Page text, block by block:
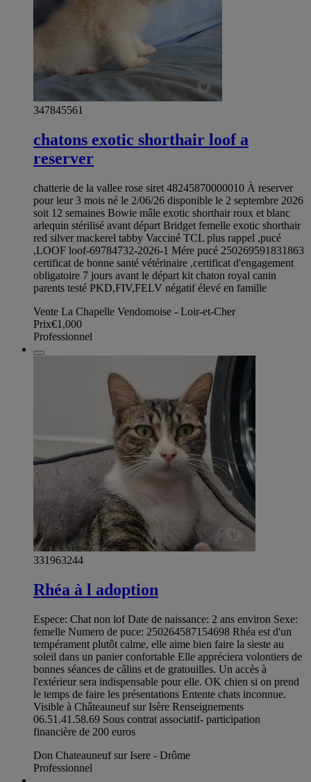
347845561
chatons exotic shorthair loof a
reserver
chatterie de la vallee rose siret 48245870000010 À reserver
pour leur 3 mois né le 2/06/26 disponible le 2 septembre 2026
soit 12 semaines Bowie mâle exotic shorthair roux et blanc
arlequin stérilisé avant départ Bridget femelle exotic shorthair
red silver mackerel tabby Vacciné TCL plus rappel ,pucé
,LOOF loof-69784732-2026-1 Mére pucé 250269591831863
certificat de bonne santé vétérinaire ,certificat d'engagement
obligatoire 7 jours avant le départ kit chaton royal canin
parents testé PKD,FIV,FELV négatif élevé en famille
Vente La Chapelle Vendomoise - Loir-et-Cher
Prix€1,000
Professionnel
331963244
Rhéa à l adoption
Espece: Chat non lof Date de naissance: 2 ans environ Sexe:
femelle Numero de puce: 250264587154698 Rhéa est d'un
tempérament plutôt calme, elle aime bien faire la sieste au
soleil dans un panier confortable Elle appréciera volontiers de
bonnes séances de câlins et de gratouilles. Un accès à
l'extérieur sera indispensable pour elle. OK chien si on prend
le temps de faire les présentations Entente chats inconnue.
Visible à Châteauneuf sur Isère Renseignements
06.51.41.58.69 Sous contrat associatif- participation
financière de 200 euros
Don Chateauneuf sur Isere - Drôme
Professionnel